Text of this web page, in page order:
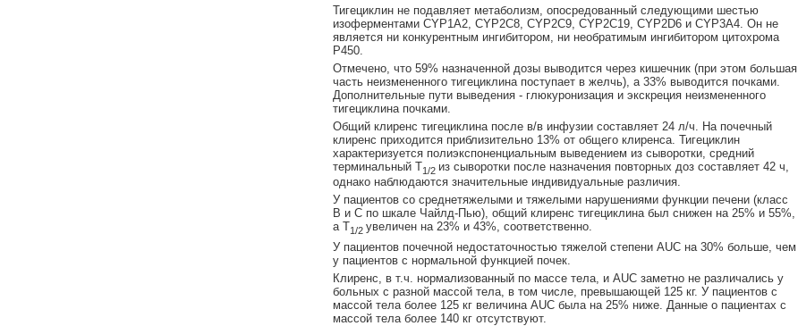
Тигециклин не подавляет метаболизм, опосредованный следующими шестью
изоферментами CYP1A2, CYP2C8, CYP2C9, CYP2C19, CYP2D6 и CYP3A4. Он не
является ни конкурентным ингибитором, ни необратимым ингибитором цитохрома
Р450.
Отмечено, что 59% назначенной дозы выводится через кишечник (при этом большая
часть неизмененного тигециклина поступает в желчь), а 33% выводится почками.
Дополнительные пути выведения - глюкуронизация и экскреция неизмененного
тигециклина почками.
Общий клиренс тигециклина после в/в инфузии составляет 24 л/ч. На почечный
клиренс приходится приблизительно 13% от общего клиренса. Тигециклин
характеризуется полиэкспоненциальным выведением из сыворотки, средний
терминальный T1/2 из сыворотки после назначения повторных доз составляет 42 ч,
однако наблюдаются значительные индивидуальные различия.
У пациентов со среднетяжелыми и тяжелыми нарушениями функции печени (класс
В и С по шкале Чайлд-Пью), общий клиренс тигециклина был снижен на 25% и 55%,
а T1/2 увеличен на 23% и 43%, соответственно.
У пациентов почечной недостаточностью тяжелой степени AUC на 30% больше, чем
у пациентов с нормальной функцией почек.
Клиренс, в т.ч. нормализованный по массе тела, и AUC заметно не различались у
больных с разной массой тела, в том числе, превышающей 125 кг. У пациентов с
массой тела более 125 кг величина AUC была на 25% ниже. Данные о пациентах с
массой тела более 140 кг отсутствуют.